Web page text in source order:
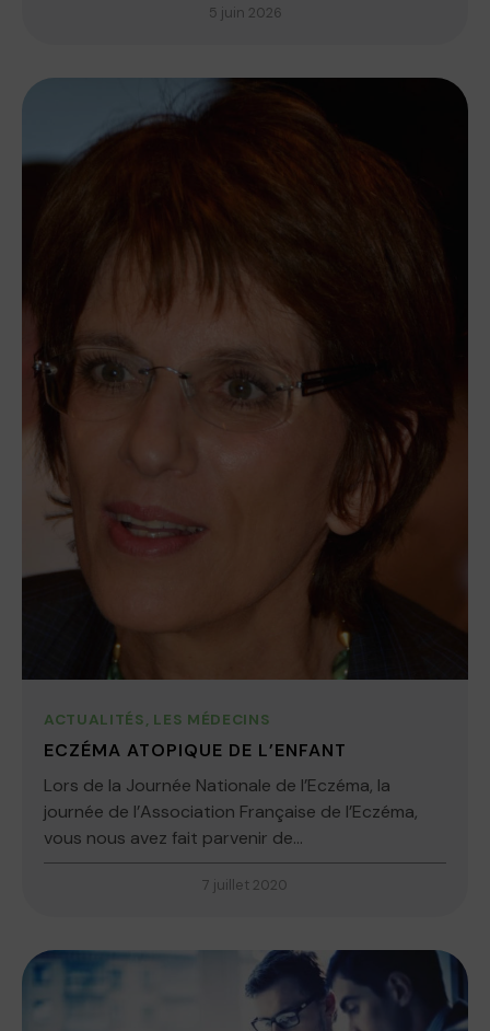
5 juin 2026
ACTUALITÉS, LES MÉDECINS
ECZÉMA ATOPIQUE DE L’ENFANT
Lors de la Journée Nationale de l’Eczéma, la
journée de l’Association Française de l’Eczéma,
vous nous avez fait parvenir de...
7 juillet 2020